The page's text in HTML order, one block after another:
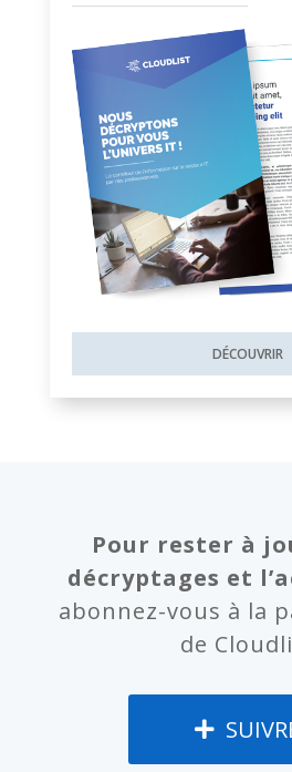
DÉCOUVRIR
Pour rester à
décryptages et
abonnez-vous à la
de